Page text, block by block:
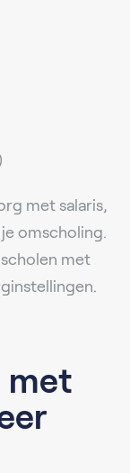
met salaris,
omscholing.
met
met